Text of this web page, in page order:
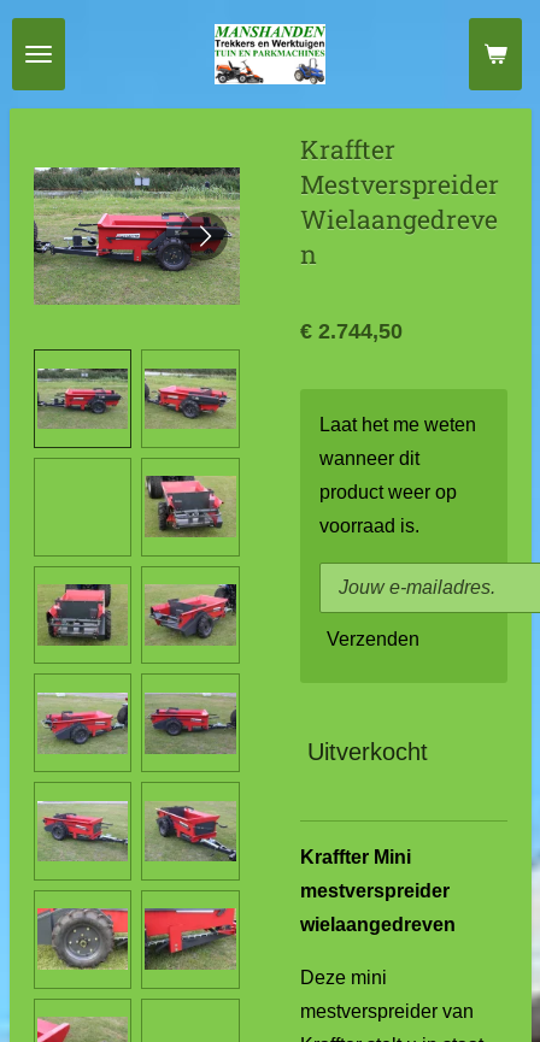
Ga
direct
naar
Kraffter
Mestverspreider
Wielaangedreve
n
€ 2.744,50
Laat het me weten
wanneer dit
product weer op
voorraad is.
Verzenden
Uitverkocht
Kraffter Mini
mestverspreider
wielaangedreven
Deze mini
mestverspreider van